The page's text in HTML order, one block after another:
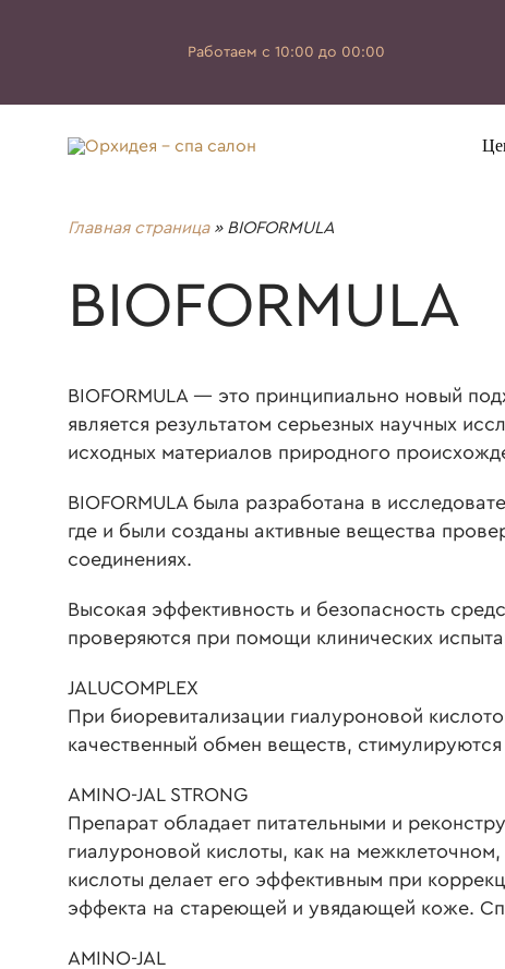
Работаем с 10:00 до 00:00
Главная страница» BIOFORMULA
BIOFORMULA
BIOFORMULA — это принципиально новый
является результатом серьезных научных
исходных материалов природного
BIOFORMULA была разработана в
где и были созданы активные вещества
соединениях.
Высокая эффективность и безопасность
проверяются при помощи клинических
JALUCOMPLEX
При биоревитализации гиалуроновой
качественный обмен веществ,
AMINO-JAL STRONG
Препарат обладает питательными и
гиалуроновой кислоты, как на
кислоты делает его эффективным при
эффекта на стареющей и увядающей коже.
AMINO-JAL